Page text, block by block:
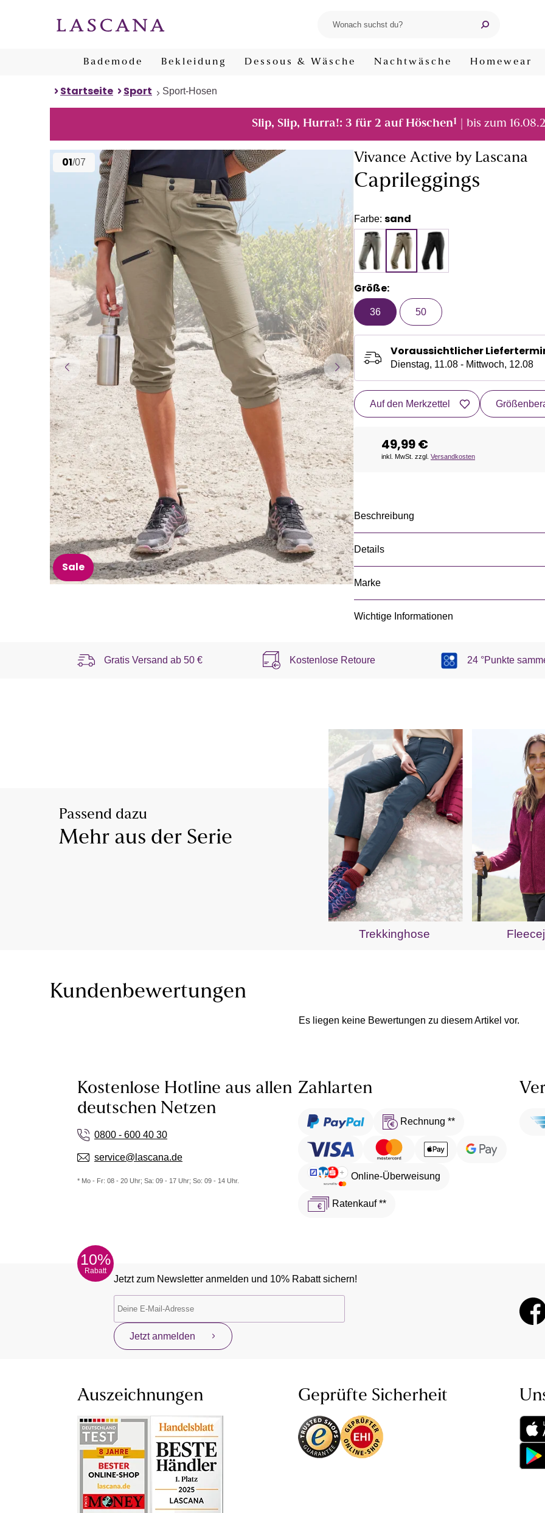
Bademode Bekleidung Dessous & Wäsche Nachtwäsche Homewear
Startseite Sport Sport-Hosen
Slip, Slip, Hurra!: 3 für 2 auf Höschen1 | bis zum
01/07
Sale
Vivance Active by Lascana
Caprileggings
Farbe: sand
Größe:
36 50
Voraussichtlicher
Dienstag, 11.08 - Mittwoch, 12.08
Auf den Merkzettel
49,99 €
inkl. MwSt. zzgl. Versandkosten
Beschreibung
Details
Marke
Wichtige Informationen
Gratis Versand ab 50 € Kostenlose Retoure 24 °Punkte
Passend dazu
Mehr aus der Serie
Trekkinghose
Kundenbewertungen
Es liegen keine Bewertungen zu diesem Artikel vor.
Kostenlose Hotline aus allen
deutschen Netzen
0800 - 600 40 30
service@lascana.de
* Mo - Fr: 08 - 20 Uhr; Sa: 09 - 17 Uhr; So: 09 - 14 Uhr.
Zahlarten
Rechnung **
Online-Überweisung
Ratenkauf **
10%
Rabatt
Jetzt zum Newsletter anmelden und 10% Rabatt sichern!
Jetzt anmelden
Auszeichnungen Geprüfte Sicherheit